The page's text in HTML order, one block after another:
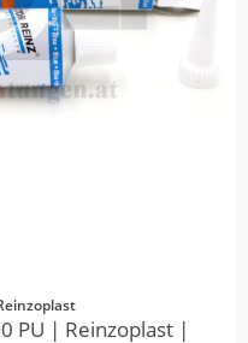
PU | Reinzoplast |